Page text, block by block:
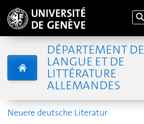
DÉPARTEMENT DE
LANGUE ET DE
LITTÉRATURE
ALLEMANDES
Neuere deutsche Literatur